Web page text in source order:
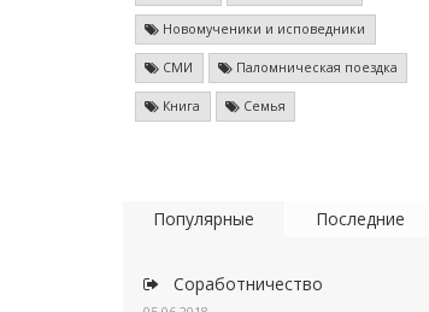
Новомученики и исповедники
СМИ Паломническая поездка
Книга Семья
Популярные Последние
Соработничество